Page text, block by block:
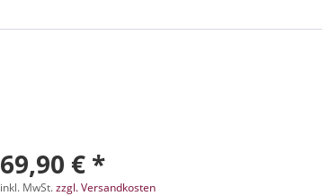
69,90 € *
inkl. MwSt.zzgl. Versandkosten